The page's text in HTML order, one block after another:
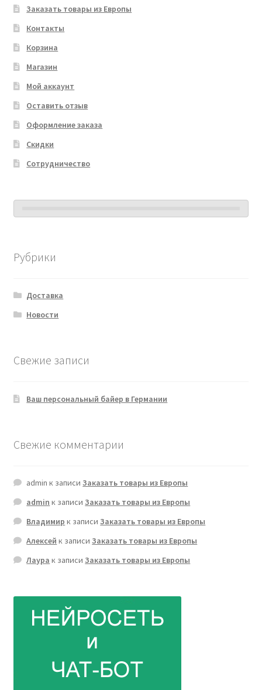
Заказать товары из Европы
Контакты
Корзина
Магазин
Мой аккаунт
Оставить отзыв
Оформление заказа
Скидки
Сотрудничество
Рубрики
Доставка
Новости
Свежие записи
Ваш персональный байер в Германии
Свежие комментарии
admin к записиЗаказать товары из Европы
admin к записиЗаказать товары из Европы
Владимир к записиЗаказать товары из Европы
Алексей к записиЗаказать товары из Европы
Лаура к записиЗаказать товары из Европы